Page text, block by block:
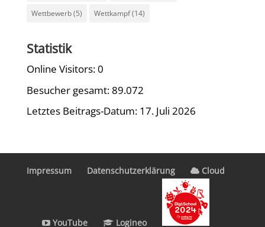
Wettbewerb(5) Wettkampf(14)
Statistik
Online Visitors:0
Besucher gesamt:89.072
Letztes Beitrags-Datum: 17. Juli 2026
Impressum Datenschutzerklärung Cloud
YouTube Logineo